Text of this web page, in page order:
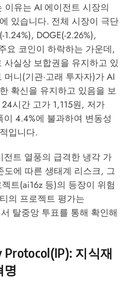
이유는 AI 에이전트 시장의
있습니다. 전체 시장이 극단
1.24%), DOGE(-2.26%),
요 코인이 하락하는 가운데,
사실상 보합권을 유지하고 있
니(기관·고래 투자자)가 AI
확신을 유지하고 있음을 보
시간 고가 1,115원, 저가
4.4%에 불과하여 변동성
입니다.
전트 열풍의 급격한 냉각 가
도에 따른 생태계 리스크, 그
트(ai16z 등)의 등장이 위험
의 프로젝트 평가는
탈중앙 투표를 통해 확인해
지식재
명